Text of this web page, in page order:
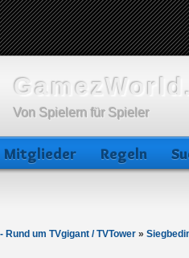
Von Spielern für Spieler
Mitglieder Regeln
Rund um TVgigant / TVTower »